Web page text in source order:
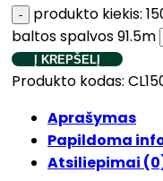
produkto kiekis:
baltos spalvos 91.5m
Į KREPŠELĮ
Produkto kodas:
Aprašymas
Papildoma
Atsiliepimai